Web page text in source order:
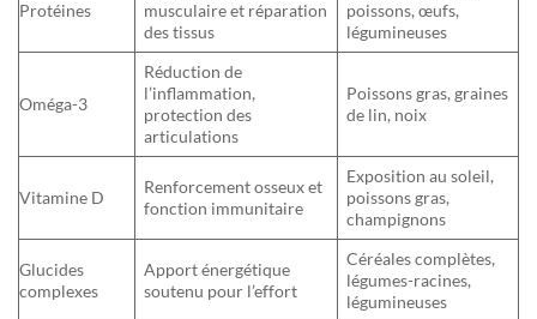
Protéines
musculaire et réparation
des tissus
poissons, œufs,
légumineuses
Oméga-3
Réduction de
l’inflammation,
protection des
articulations
Poissons gras, graines
de lin, noix
Vitamine D
Renforcement osseux et
fonction immunitaire
Exposition au soleil,
poissons gras,
champignons
Glucides
complexes
Apport énergétique
soutenu pour l’effort
Céréales complètes,
légumes-racines,
légumineuses